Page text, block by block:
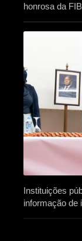
honrosa da
Instituições
informação de